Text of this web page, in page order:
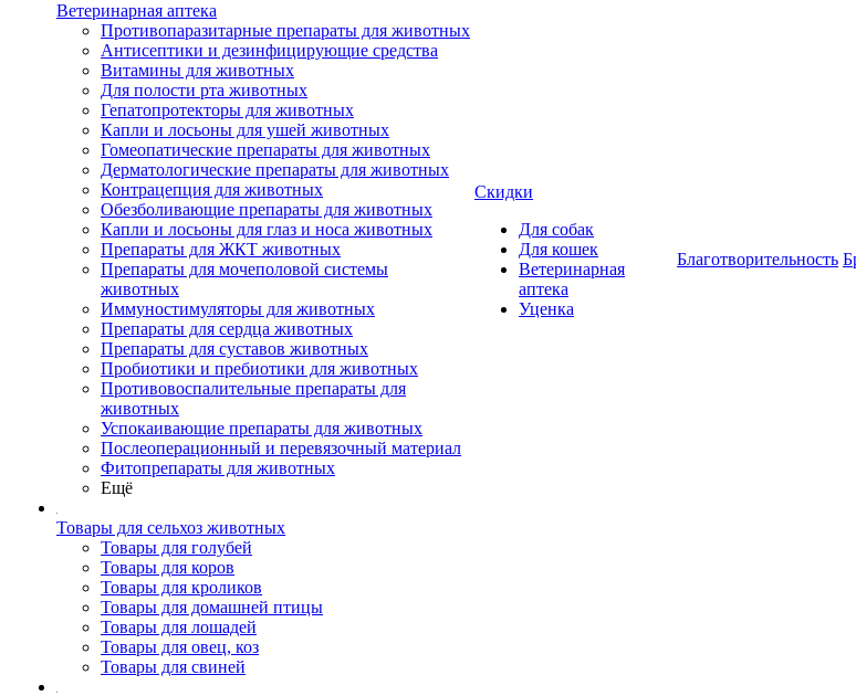
Ветеринарная аптека
Противопаразитарные препараты для животных
Антисептики и дезинфицирующие средства
Витамины для животных
Для полости рта животных
Гепатопротекторы для животных
Капли и лосьоны для ушей животных
Гомеопатические препараты для животных
Дерматологические препараты для животных
Контрацепция для животных
Обезболивающие препараты для животных
Капли и лосьоны для глаз и носа животных
Препараты для ЖКТ животных
Препараты для мочеполовой системы
животных
Иммуностимуляторы для животных
Препараты для сердца животных
Препараты для суставов животных
Пробиотики и пребиотики для животных
Противовоспалительные препараты для
животных
Успокаивающие препараты для животных
Послеоперационный и перевязочный материал
Фитопрепараты для животных
Ещё
Товары для сельхоз животных
Товары для голубей
Товары для коров
Товары для кроликов
Товары для домашней птицы
Товары для лошадей
Товары для овец, коз
Товары для свиней
Скидки
Для собак
Для кошек
Ветеринарная
аптека
Уценка
Благотворительность